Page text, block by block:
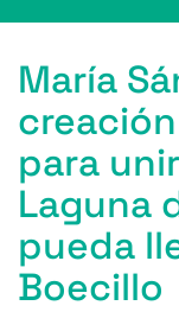
María
para
Laguna
pueda
Boecillo